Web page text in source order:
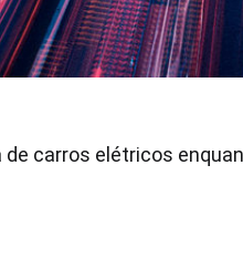
carros elétricos